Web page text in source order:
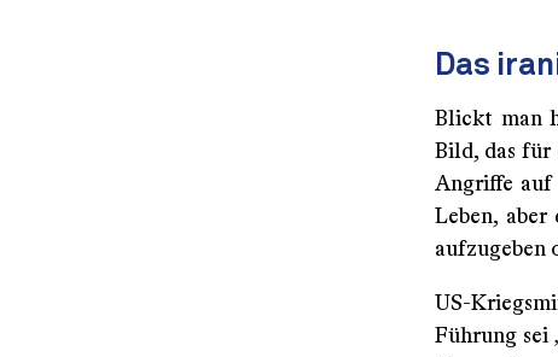
Das
Blickt man
Bild, das für
Angriffe auf
Leben,
aufzugeben
US-
Führung sei